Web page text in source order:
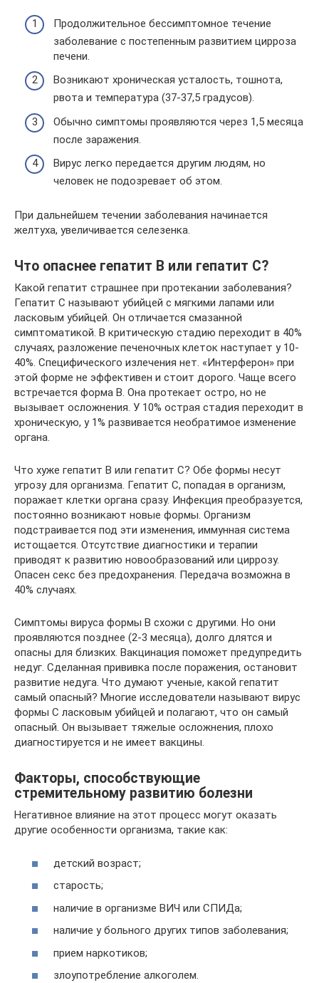
Продолжительное бессимптомное течение
заболевание с постепенным развитием цирроза
печени.
Возникают хроническая усталость, тошнота,
рвота и температура (37-37,5 градусов).
Обычно симптомы проявляются через 1,5 месяца
после заражения.
Вирус легко передается другим людям, но
человек не подозревает об этом.
При дальнейшем течении заболевания начинается
желтуха, увеличивается селезенка.
Что опаснее гепатит В или гепатит С?
Какой гепатит страшнее при протекании заболевания?
Гепатит С называют убийцей с мягкими лапами или
ласковым убийцей. Он отличается смазанной
симптоматикой. В критическую стадию переходит в 40%
случаях, разложение печеночных клеток наступает у 10-
40%. Специфического излечения нет. «Интерферон» при
этой форме не эффективен и стоит дорого. Чаще всего
встречается форма В. Она протекает остро, но не
вызывает осложнения. У 10% острая стадия переходит в
хроническую, у 1% развивается необратимое изменение
органа.
Что хуже гепатит В или гепатит С? Обе формы несут
угрозу для организма. Гепатит С, попадая в организм,
поражает клетки органа сразу. Инфекция преобразуется,
постоянно возникают новые формы. Организм
подстраивается под эти изменения, иммунная система
истощается. Отсутствие диагностики и терапии
приводят к развитию новообразований или циррозу.
Опасен секс без предохранения. Передача возможна в
40% случаях.
Симптомы вируса формы В схожи с другими. Но они
проявляются позднее (2-3 месяца), долго длятся и
опасны для близких. Вакцинация поможет предупредить
недуг. Сделанная прививка после поражения, остановит
развитие недуга. Что думают ученые, какой гепатит
самый опасный? Многие исследователи называют вирус
формы С ласковым убийцей и полагают, что он самый
опасный. Он вызывает тяжелые осложнения, плохо
диагностируется и не имеет вакцины.
Факторы, способствующие
стремительному развитию болезни
Негативное влияние на этот процесс могут оказать
другие особенности организма, такие как:
детский возраст;
старость;
наличие в организме ВИЧ или СПИДа;
наличие у больного других типов заболевания;
прием наркотиков;
злоупотребление алкоголем.